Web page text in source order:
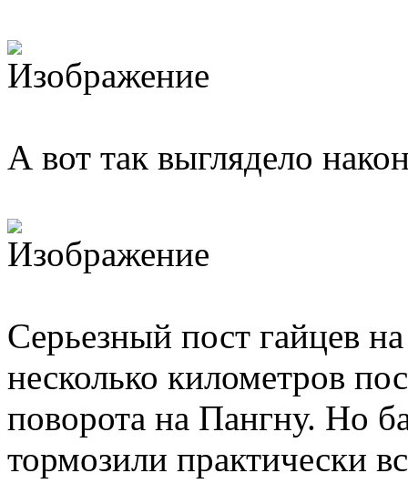
А вот так выглядело
Серьезный пост гайцев
несколько километров
поворота на Пангну. Но
тормозили практически